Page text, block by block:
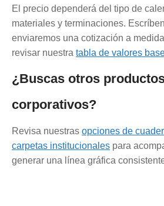
El precio dependerá del tipo de
materiales y terminaciones.
enviaremos una cotización a
revisar nuestra tabla de valores
¿Buscas otros
corporativos?
Revisa nuestras opciones de
carpetas institucionales para
generar una línea gráfica